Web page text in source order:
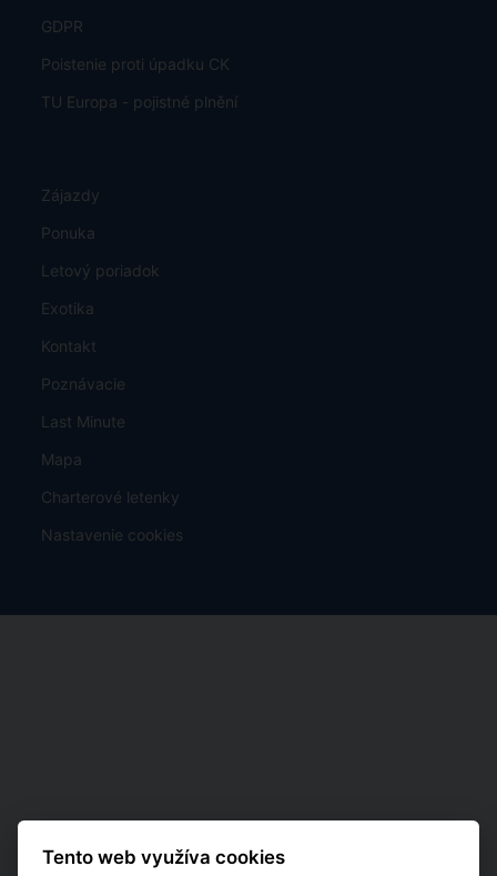
GDPR
Poistenie proti úpadku CK
TU Europa - pojistné plnění
Zájazdy
Ponuka
Letový poriadok
Exotika
Kontakt
Poznávacie
Last Minute
Mapa
Charterové letenky
Nastavenie cookies
Tento web využíva cookies